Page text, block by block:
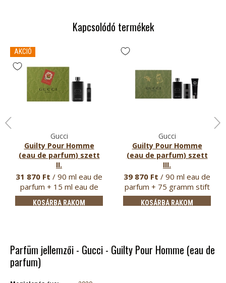
Kapcsolódó termékek
AKCIÓ
Gucci
Guilty Pour Homme
(eau de parfum) szett
II.
eau de parfum uraknak
31 870 Ft / 90 ml eau de
parfum + 15 ml eau de
parfum
KOSÁRBA RAKOM
Gucci
Guilty Pour Homme
(eau de parfum) szett
III.
eau de parfum uraknak
39 870 Ft / 90 ml eau de
parfum + 75 gramm stift
d…
KOSÁRBA RAKOM
Parfüm jellemzői - Gucci - Guilty Pour Homme (eau de
parfum)